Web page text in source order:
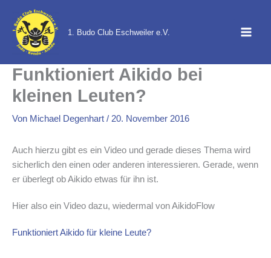
Inhalt
springen
1. Budo Club Eschweiler e.V.
Funktioniert Aikido bei
kleinen Leuten?
Von Michael Degenhart / 20. November 2016
Auch hierzu gibt es ein Video und gerade dieses Thema wird
sicherlich den einen oder anderen interessieren. Gerade, wenn
er überlegt ob Aikido etwas für ihn ist.
Hier also ein Video dazu, wiedermal von AikidoFlow
Funktioniert Aikido für kleine Leute?